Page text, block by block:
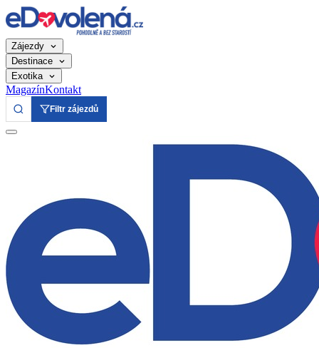
Zájezdy
Destinace
Exotika
MagazínKontakt
Filtr zájezdů